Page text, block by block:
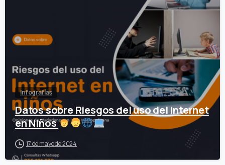
0
Infografías
Datos sobre Riesgos del uso del Internet
en Niños
17 de mayo de 2024